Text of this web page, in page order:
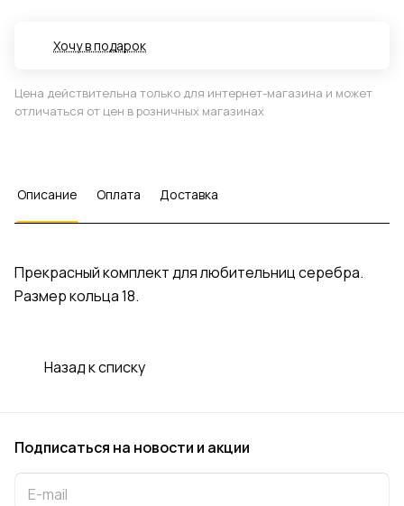
Хочу в подарок
Цена действительна только для интернет-магазина и может
отличаться от цен в розничных магазинах
Описание Оплата Доставка
Прекрасный комплект для любительниц серебра.
Размер кольца 18.
Назад к списку
Подписаться на новости и акции